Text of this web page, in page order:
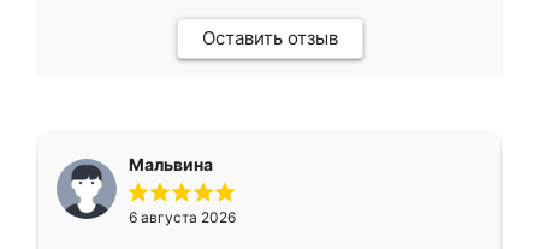
Оставить отзыв
Мальвина
6 августа 2026